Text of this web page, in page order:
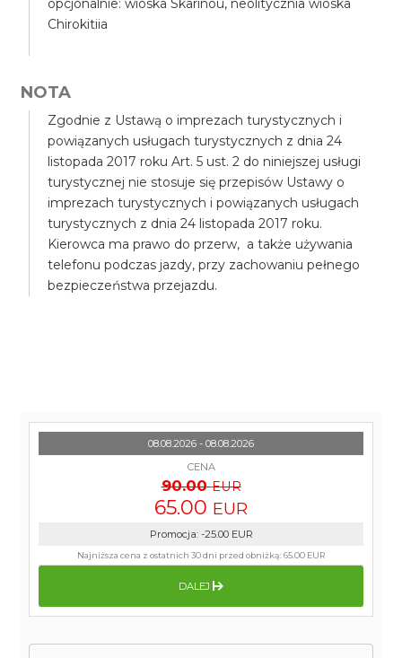
opcjonalnie: wioska Skarinou, neolitycznia wioska
Chirokitiia
NOTA
Zgodnie z Ustawą o imprezach turystycznych i
powiązanych usługach turystycznych z dnia 24
listopada 2017 roku Art. 5 ust. 2 do niniejszej usługi
turystycznej nie stosuje się przepisów Ustawy o
imprezach turystycznych i powiązanych usługach
turystycznych z dnia 24 listopada 2017 roku.
Kierowca ma prawo do przerw, a także używania
telefonu podczas jazdy, przy zachowaniu pełnego
bezpieczeństwa przejazdu.
08.08.2026 - 08.08.2026
CENA
90.00 EUR
65.00 EUR
Promocja: -25.00 EUR
Najniższa cena z ostatnich 30 dni przed obniżką:65.00 EUR
DALEJ